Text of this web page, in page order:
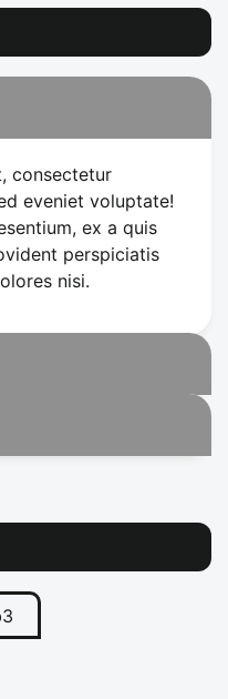
consectetur
eveniet voluptate!
ex a quis
perspiciatis
nisi.